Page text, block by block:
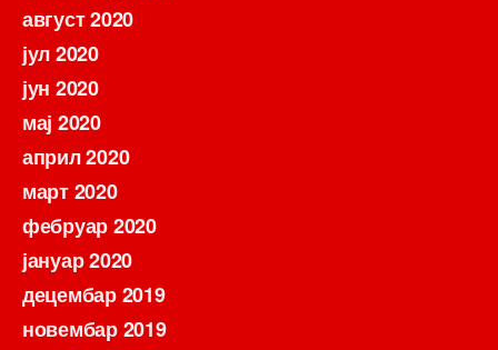
август 2020
јул 2020
јун 2020
мај 2020
април 2020
март 2020
фебруар 2020
јануар 2020
децембар 2019
новембар 2019